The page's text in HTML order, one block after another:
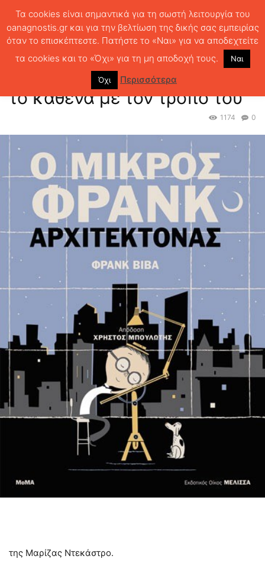
Παιδικά βιβλία- έργα τέχνης το καθένα με τον
τρόπο του
Παιδικά βιβλία- έργα τέχνης
το καθένα με τον τρόπο του
0
1174
της Μαρίζας Ντεκάστρο.
Τα cookies είναι σημαντικά για τη σωστή λειτουργία του
oanagnostis.gr και για την βελτίωση της δικής σας εμπειρίας
όταν το επισκέπτεστε. Πατήστε το «Ναι» για να αποδεχτείτε
τα cookies και το «Όχι» για τη μη αποδοχή τους.
Ναι
Όχι Περισσότερα